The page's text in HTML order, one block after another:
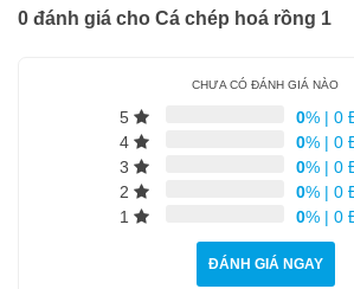
Tượng Chuẩn Đề
Tượng Kỳ Lân
Bổn Sư Thích Ca
0 đánh giá cho Cá chép hoá rồng 1
CHƯA CÓ ĐÁNH GIÁ NÀO
5 0%| 0
4
0%| 0
3
0%| 0
2
0%| 0
1
0%| 0
ĐÁNH GIÁ NGAY